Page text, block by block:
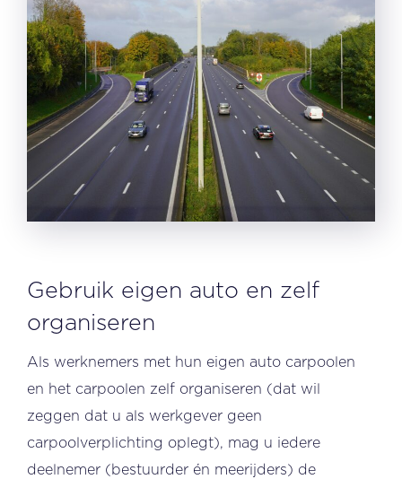
Gebruik eigen auto en zelf
organiseren
Als werknemers met hun eigen auto carpoolen
en het carpoolen zelf organiseren (dat wil
zeggen dat u als werkgever geen
carpoolverplichting oplegt), mag u iedere
deelnemer (bestuurder én meerijders) de